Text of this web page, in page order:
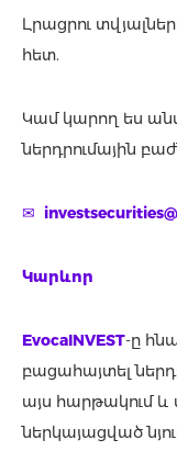
Լրացրու
հետ.
Կամ կարող ես
ներդրումային
✉
Կարևոր
EvocaINVEST-ը
բացահայտել
այս հարթակում և
ներկայացված